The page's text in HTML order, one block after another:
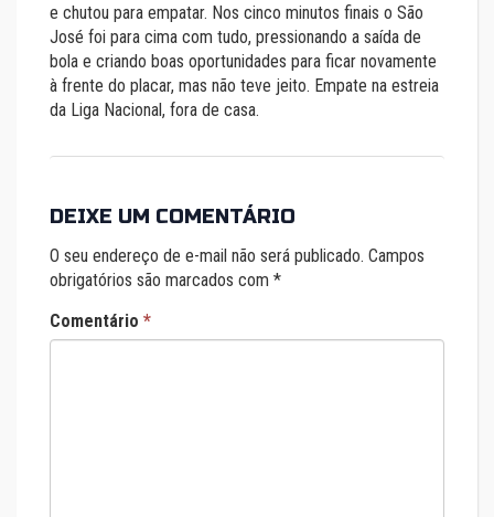
e chutou para empatar. Nos cinco minutos finais o São
José foi para cima com tudo, pressionando a saída de
bola e criando boas oportunidades para ficar novamente
à frente do placar, mas não teve jeito. Empate na estreia
da Liga Nacional, fora de casa.
DEIXE UM COMENTÁRIO
O seu endereço de e-mail não será publicado. Campos
obrigatórios são marcados com *
Comentário *